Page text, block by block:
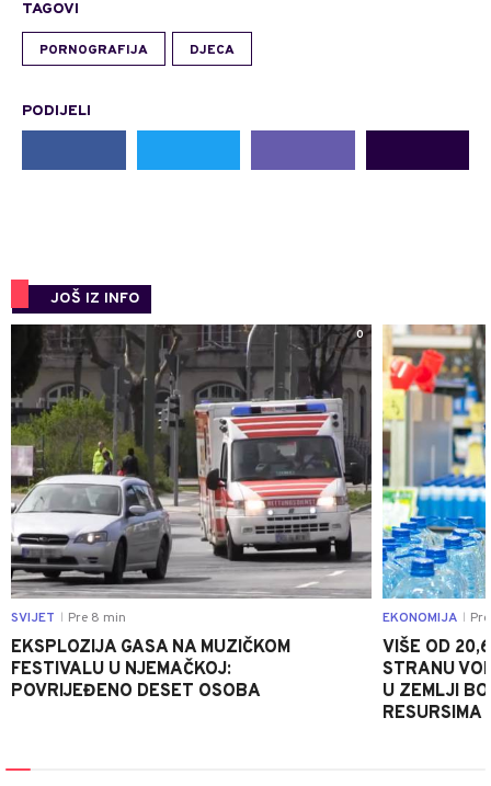
TAGOVI
PORNOGRAFIJA DJECA
PODIJELI
JOŠ IZ INFO
0
SVIJET Pre 8 min
EKSPLOZIJA GASA NA MUZIČKOM
FESTIVALU U NJEMAČKOJ:
POVRIJEĐENO DESET OSOBA
EKONOMIJA
VIŠE OD
STRANU
U ZEMLJI
RESURSIMA